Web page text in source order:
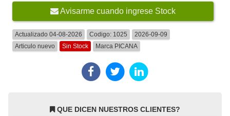
Avisarme cuando ingrese Stock
Actualizado 04-08-2026 Codigo: 1025
2026-09-09
Articulo nuevo
Sin Stock Marca PICANA
QUE DICEN NUESTROS CLIENTES?